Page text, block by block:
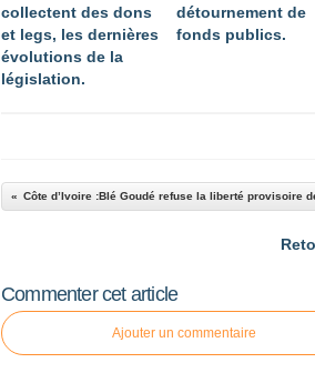
collectent des dons
et legs, les dernières
évolutions de la
législation.
détournement de
fonds publics.
Commenter cet article
Ajouter un commentaire